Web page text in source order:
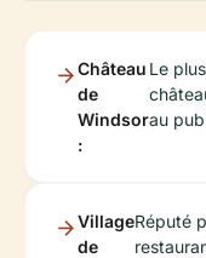
Château
de
Windsor
:
Le
au
Village
de
Réputé